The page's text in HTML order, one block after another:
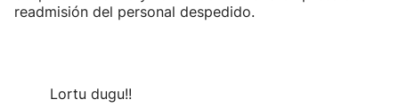
readmisión del personal despedido.
Lortu dugu!!